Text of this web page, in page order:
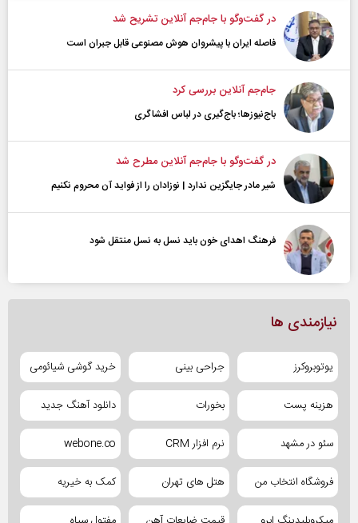
در گفت‌و‌گو با جام‌جم آنلاین تشریح شد
فاصله ایران با پیشرو‌ان هوش مصنوعی قابل جبران است
جام‌جم آنلاین بررسی کرد
باج‌نیوزها؛ باج‌گیری در لباس افشاگری
در گفت‌و‌گو با جام‌جم آنلاین مطرح شد
شیر مادر جایگزین ندارد | نوزادان را از فواید آن محروم نکنیم
فرهنگ اهدای خون باید نسل به نسل منتقل شود
نیازمندی ها
یوتوبروکرز جراحی بینی خرید گوشی شیائومی
هزینه پست بخورات دانلود آهنگ جدید
سئو در مشهد نرم افزار CRM webone.co
فروشگاه انتخاب من هتل های تهران کمک به خیریه